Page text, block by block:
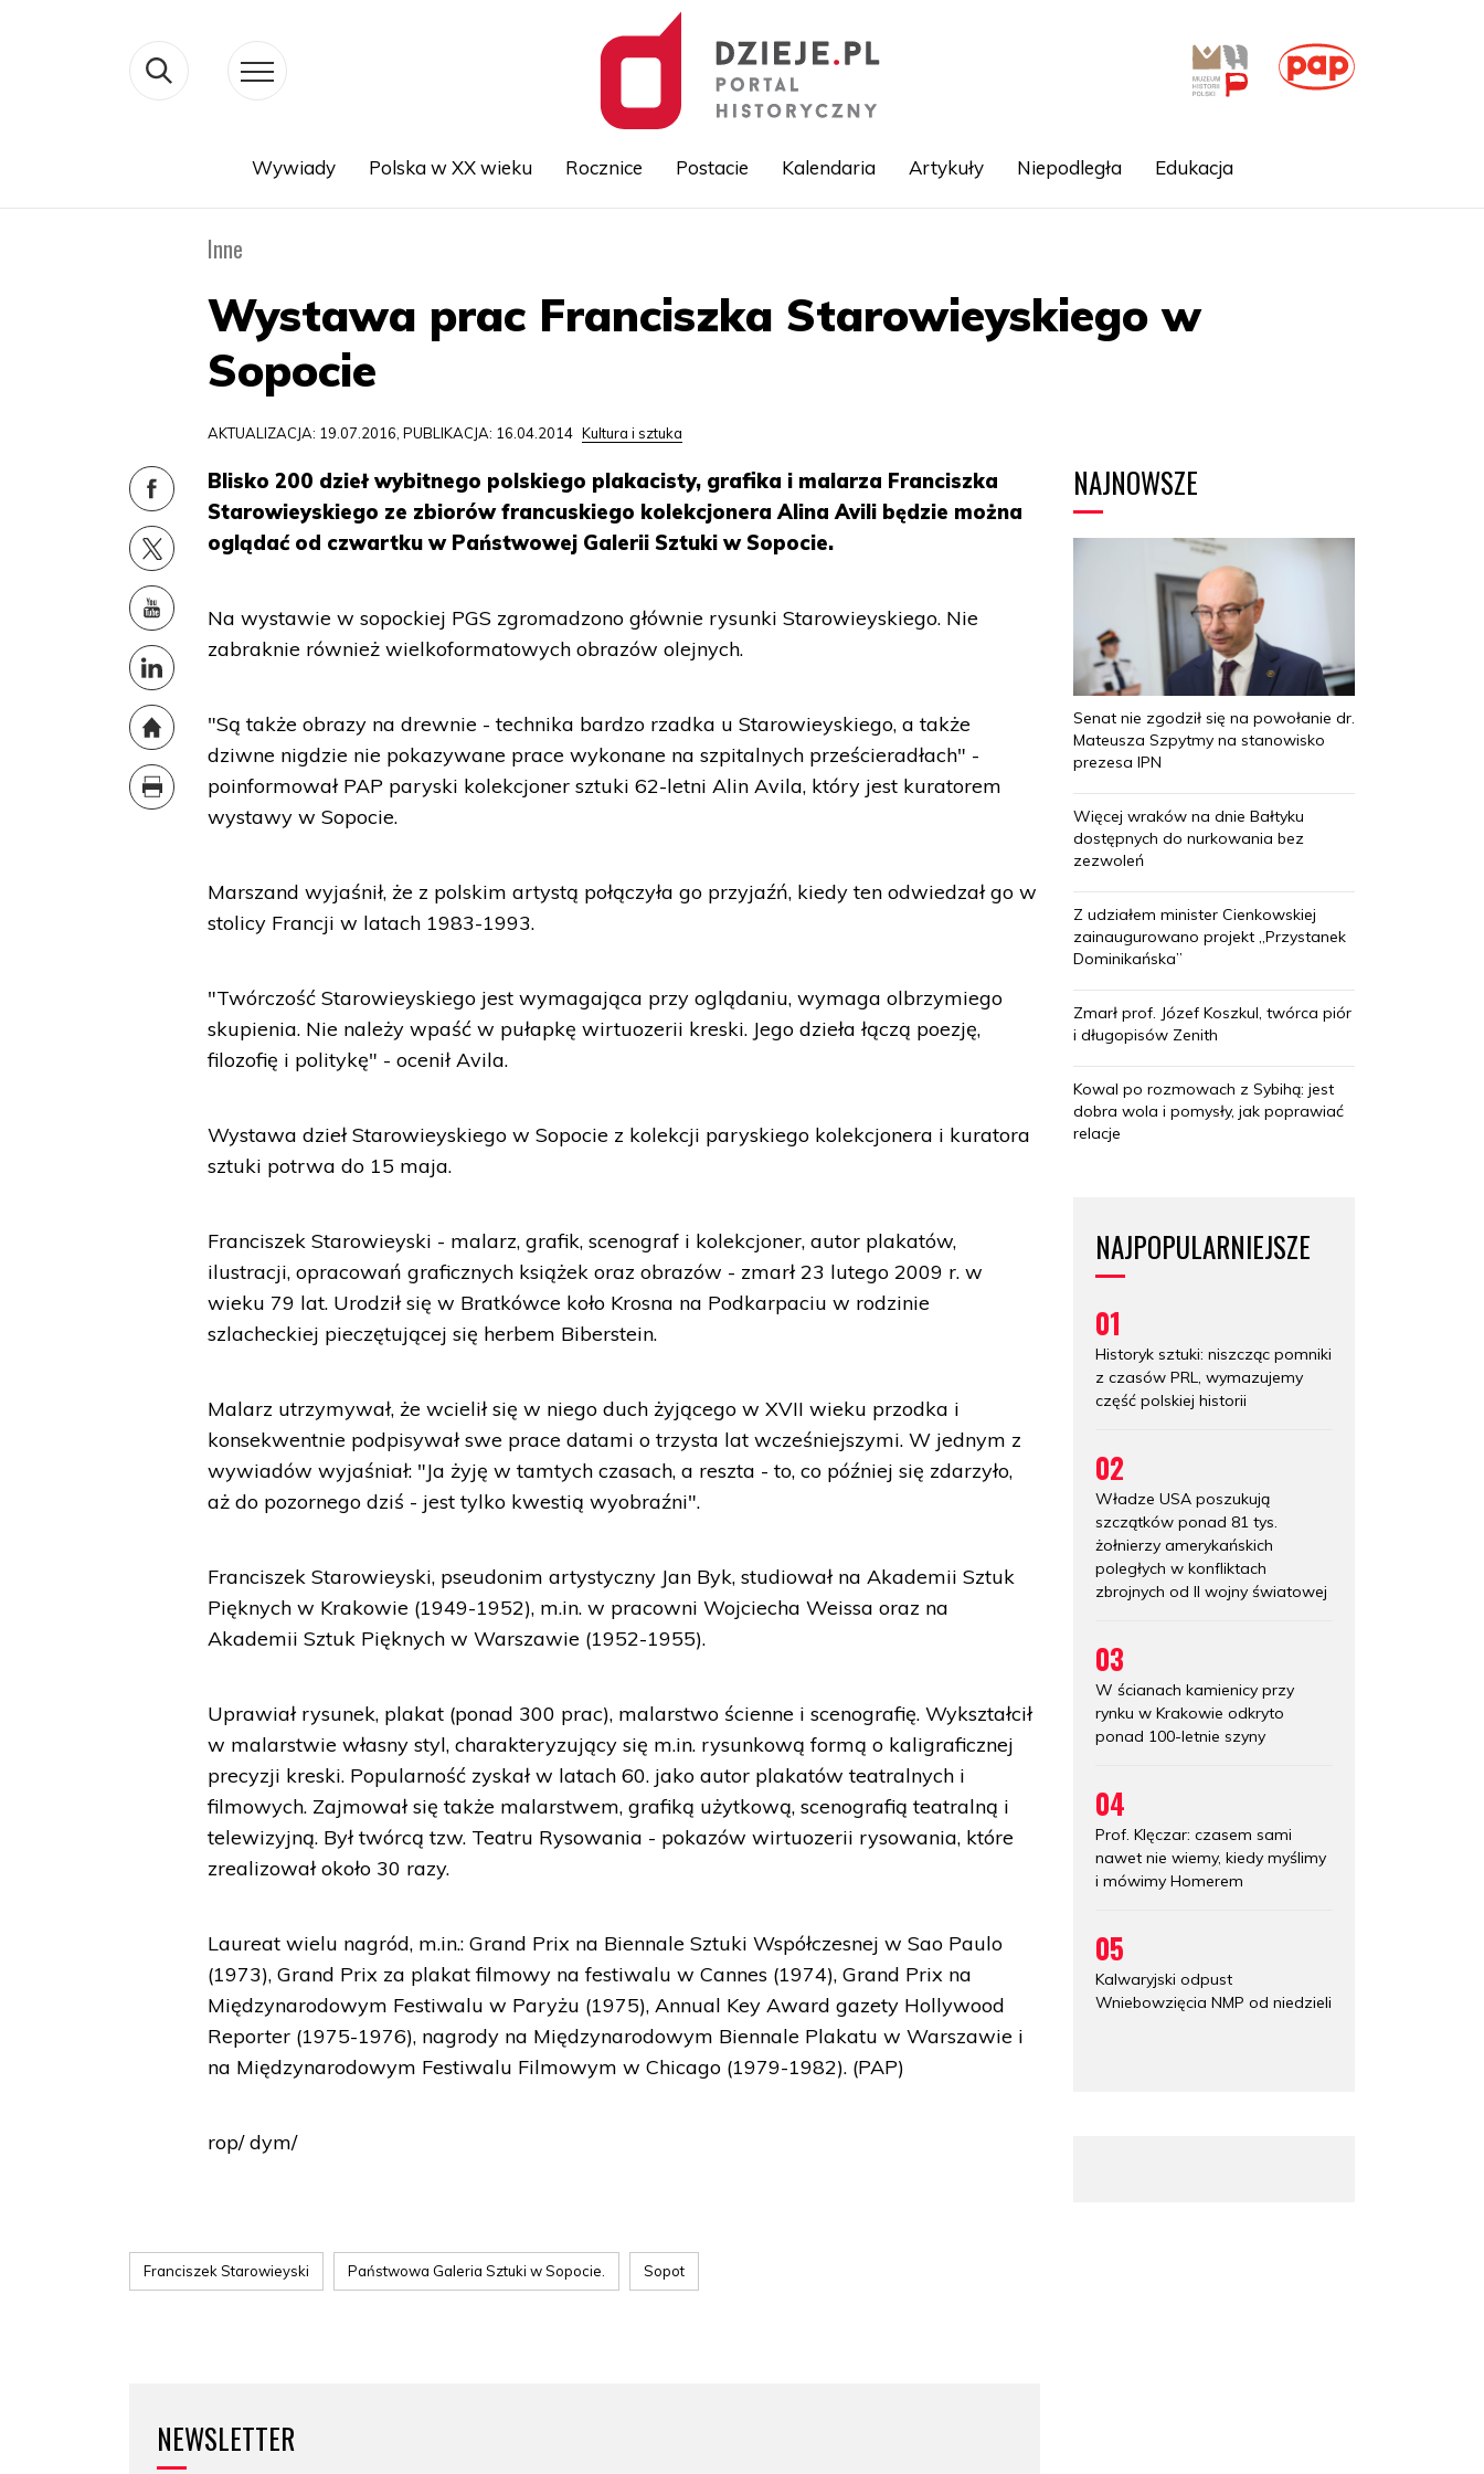
Wywiady Polska w XX wieku Rocznice Postacie Kalendaria Artykuły Niepodległa Edukacja
Inne
Wystawa prac Franciszka Starowieyskiego w
Sopocie
AKTUALIZACJA: 19.07.2016, PUBLIKACJA: 16.04.2014 Kultura i sztuka
Blisko 200 dzieł wybitnego polskiego plakacisty, grafika i malarza Franciszka
Starowieyskiego ze zbiorów francuskiego kolekcjonera Alina Avili będzie można
oglądać od czwartku w Państwowej Galerii Sztuki w Sopocie.
Na wystawie w sopockiej PGS zgromadzono głównie rysunki Starowieyskiego. Nie
zabraknie również wielkoformatowych obrazów olejnych.
"Są także obrazy na drewnie - technika bardzo rzadka u Starowieyskiego, a także
dziwne nigdzie nie pokazywane prace wykonane na szpitalnych prześcieradłach" -
poinformował PAP paryski kolekcjoner sztuki 62-letni Alin Avila, który jest kuratorem
wystawy w Sopocie.
Marszand wyjaśnił, że z polskim artystą połączyła go przyjaźń, kiedy ten odwiedzał go w
stolicy Francji w latach 1983-1993.
"Twórczość Starowieyskiego jest wymagająca przy oglądaniu, wymaga olbrzymiego
skupienia. Nie należy wpaść w pułapkę wirtuozerii kreski. Jego dzieła łączą poezję,
filozofię i politykę" - ocenił Avila.
Wystawa dzieł Starowieyskiego w Sopocie z kolekcji paryskiego kolekcjonera i kuratora
sztuki potrwa do 15 maja.
Franciszek Starowieyski - malarz, grafik, scenograf i kolekcjoner, autor plakatów,
ilustracji, opracowań graficznych książek oraz obrazów - zmarł 23 lutego 2009 r. w
wieku 79 lat. Urodził się w Bratkówce koło Krosna na Podkarpaciu w rodzinie
szlacheckiej pieczętującej się herbem Biberstein.
Malarz utrzymywał, że wcielił się w niego duch żyjącego w XVII wieku przodka i
konsekwentnie podpisywał swe prace datami o trzysta lat wcześniejszymi. W jednym z
wywiadów wyjaśniał: "Ja żyję w tamtych czasach, a reszta - to, co później się zdarzyło,
aż do pozornego dziś - jest tylko kwestią wyobraźni".
Franciszek Starowieyski, pseudonim artystyczny Jan Byk, studiował na Akademii Sztuk
Pięknych w Krakowie (1949-1952), m.in. w pracowni Wojciecha Weissa oraz na
Akademii Sztuk Pięknych w Warszawie (1952-1955).
Uprawiał rysunek, plakat (ponad 300 prac), malarstwo ścienne i scenografię. Wykształcił
w malarstwie własny styl, charakteryzujący się m.in. rysunkową formą o kaligraficznej
precyzji kreski. Popularność zyskał w latach 60. jako autor plakatów teatralnych i
filmowych. Zajmował się także malarstwem, grafiką użytkową, scenografią teatralną i
telewizyjną. Był twórcą tzw. Teatru Rysowania - pokazów wirtuozerii rysowania, które
zrealizował około 30 razy.
Laureat wielu nagród, m.in.: Grand Prix na Biennale Sztuki Współczesnej w Sao Paulo
(1973), Grand Prix za plakat filmowy na festiwalu w Cannes (1974), Grand Prix na
Międzynarodowym Festiwalu w Paryżu (1975), Annual Key Award gazety Hollywood
Reporter (1975-1976), nagrody na Międzynarodowym Biennale Plakatu w Warszawie i
na Międzynarodowym Festiwalu Filmowym w Chicago (1979-1982). (PAP)
rop/ dym/
Franciszek Starowieyski Państwowa Galeria Sztuki w Sopocie. Sopot
NEWSLETTER
NAJNOWSZE
Senat nie zgodził się na powołanie dr.
Mateusza Szpytmy na stanowisko
prezesa IPN
Więcej wraków na dnie Bałtyku
dostępnych do nurkowania bez
zezwoleń
Z udziałem minister Cienkowskiej
zainaugurowano projekt „Przystanek
Dominikańska”
Zmarł prof. Józef Koszkul, twórca piór
i długopisów Zenith
Kowal po rozmowach z Sybihą: jest
dobra wola i pomysły, jak poprawiać
relacje
NAJPOPULARNIEJSZE
01
Historyk sztuki: niszcząc pomniki
z czasów PRL, wymazujemy
część polskiej historii
02
Władze USA poszukują
szczątków ponad 81 tys.
żołnierzy amerykańskich
poległych w konfliktach
zbrojnych od II wojny światowej
03
W ścianach kamienicy przy
rynku w Krakowie odkryto
ponad 100-letnie szyny
04
Prof. Klęczar: czasem sami
nawet nie wiemy, kiedy myślimy
i mówimy Homerem
05
Kalwaryjski odpust
Wniebowzięcia NMP od niedzieli